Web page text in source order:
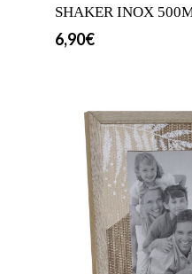
SHAKER INOX
6,90€